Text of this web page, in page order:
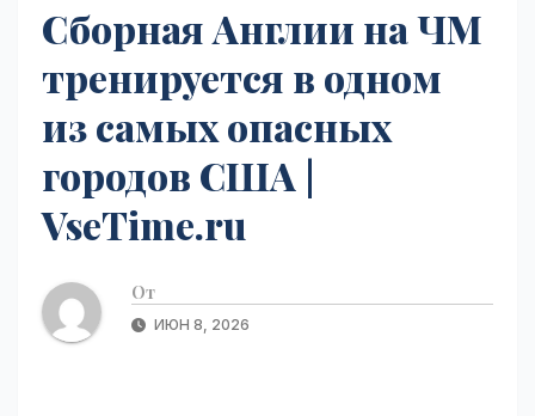
Сборная Англии на ЧМ
тренируется в одном
из самых опасных
городов США |
VseTime.ru
От
ИЮН 8, 2026